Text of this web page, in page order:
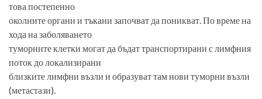
това постепенно
околните органи и тъкани започват да поникват. По време на
хода на заболяването
туморните клетки могат да бъдат транспортирани с лимфния
поток до локализирани
близките лимфни възли и образуват там нови туморни възли
(метастази).